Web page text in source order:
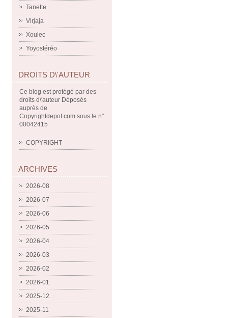
Tanette
Virjaja
Xoulec
Yoyostéréo
DROITS D\'AUTEUR
Ce blog est protégé par des
droits d\'auteur Déposés
auprès de
Copyrightdepot.com sous le n°
00042415
COPYRIGHT
ARCHIVES
2026-08
2026-07
2026-06
2026-05
2026-04
2026-03
2026-02
2026-01
2025-12
2025-11